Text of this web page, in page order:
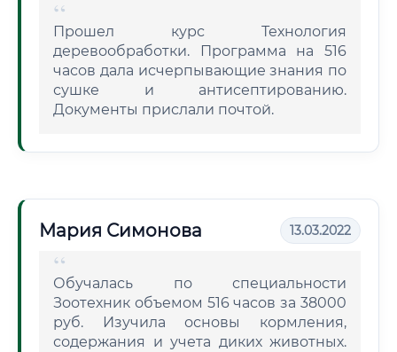
Прошел курс Технология
деревообработки. Программа на 516
часов дала исчерпывающие знания по
сушке и антисептированию.
Документы прислали почтой.
Мария Симонова 13.03.2022
Обучалась по специальности
Зоотехник объемом 516 часов за 38000
руб. Изучила основы кормления,
содержания и учета диких животных.